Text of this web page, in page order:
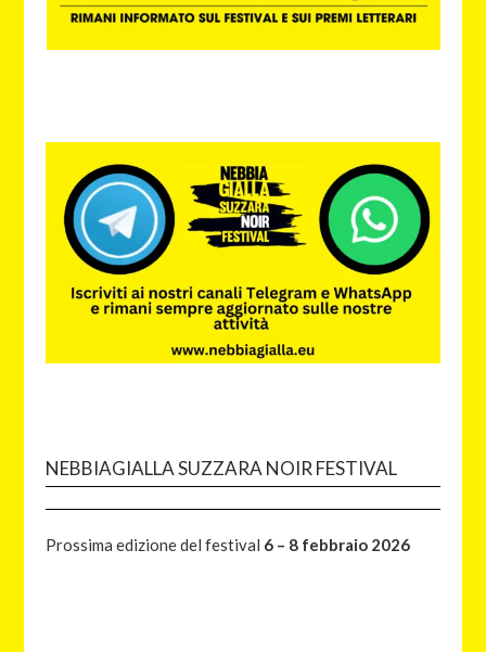
NEBBIAGIALLA SUZZARA NOIR FESTIVAL
Prossima edizione del festival 6 – 8 febbraio 2026